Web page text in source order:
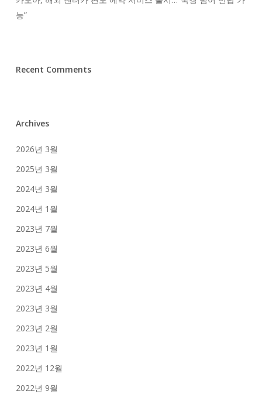
능”
Recent Comments
Archives
2026년 3월
2025년 3월
2024년 3월
2024년 1월
2023년 7월
2023년 6월
2023년 5월
2023년 4월
2023년 3월
2023년 2월
2023년 1월
2022년 12월
2022년 9월